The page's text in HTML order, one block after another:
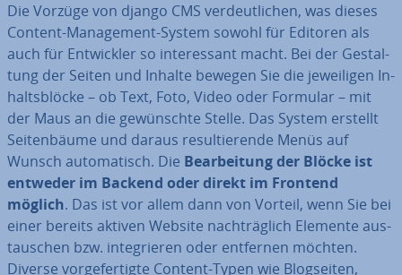
Die Vorzüge von django CMS ver­deut­li­chen, was dieses
Content-Ma­nage­ment-System sowohl für Editoren als
auch für Ent­wick­ler so in­ter­es­sant macht. Bei der Ge­stal­
tung der Seiten und Inhalte bewegen Sie die je­wei­li­gen In­
halts­blö­cke – ob Text, Foto, Video oder Formular – mit
der Maus an die ge­wünsch­te Stelle. Das System erstellt
Sei­ten­bäu­me und daraus re­sul­tie­ren­de Menüs auf
Wunsch au­to­ma­tisch. Die Be­ar­bei­tung der Blöcke ist
entweder im Backend oder direkt im Frontend
möglich. Das ist vor allem dann von Vorteil, wenn Sie bei
einer bereits aktiven Website nach­träg­lich Elemente aus­
tau­schen bzw. in­te­grie­ren oder entfernen möchten.
Diverse vor­ge­fer­tig­te Content-Typen wie Blog­sei­ten,